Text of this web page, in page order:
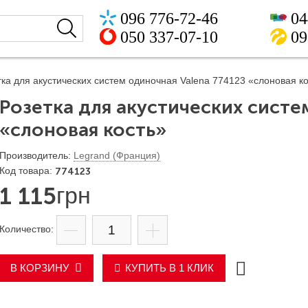
для акустических
кость»
Legrand (Франция)
774123
115грн
В КОРЗИНУ КУПИТЬ В 1 КЛИК
096 776-72-46
050 337-07-10
для акустических систем одиночная Valena 774123 «слоновая